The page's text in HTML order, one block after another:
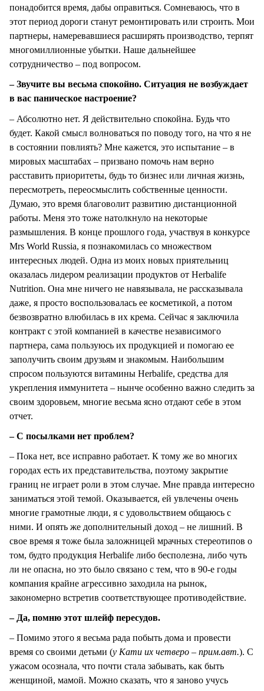
понадобится время, дабы оправиться. Сомневаюсь, что в
этот период дороги станут ремонтировать или строить. Мои
партнеры, намеревавшиеся расширять производство, терпят
многомиллионные убытки. Наше дальнейшее
сотрудничество – под вопросом.
– Звучите вы весьма спокойно. Ситуация не возбуждает
в вас паническое настроение?
– Абсолютно нет. Я действительно спокойна. Будь что
будет. Какой смысл волноваться по поводу того, на что я не
в состоянии повлиять? Мне кажется, это испытание – в
мировых масштабах – призвано помочь нам верно
расставить приоритеты, будь то бизнес или личная жизнь,
пересмотреть, переосмыслить собственные ценности.
Думаю, это время благоволит развитию дистанционной
работы. Меня это тоже натолкнуло на некоторые
размышления. В конце прошлого года, участвуя в конкурсе
Mrs World Russia, я познакомилась со множеством
интересных людей. Одна из моих новых приятельниц
оказалась лидером реализации продуктов от Herbalife
Nutrition. Она мне ничего не навязывала, не рассказывала
даже, я просто воспользовалась ее косметикой, а потом
безвозвратно влюбилась в их крема. Сейчас я заключила
контракт с этой компанией в качестве независимого
партнера, сама пользуюсь их продукцией и помогаю ее
заполучить своим друзьям и знакомым. Наибольшим
спросом пользуются витамины Herbalife, средства для
укрепления иммунитета – нынче особенно важно следить за
своим здоровьем, многие весьма ясно отдают себе в этом
отчет.
– С посылками нет проблем?
– Пока нет, все исправно работает. К тому же во многих
городах есть их представительства, поэтому закрытие
границ не играет роли в этом случае. Мне правда интересно
заниматься этой темой. Оказывается, ей увлечены очень
многие грамотные люди, я с удовольствием общаюсь с
ними. И опять же дополнительный доход – не лишний. В
свое время я тоже была заложницей мрачных стереотипов о
том, будто продукция Herbalife либо бесполезна, либо чуть
ли не опасна, но это было связано с тем, что в 90-е годы
компания крайне агрессивно заходила на рынок,
закономерно встретив соответствующее противодействие.
– Да, помню этот шлейф пересудов.
– Помимо этого я весьма рада побыть дома и провести
время со своими детьми (у Кати их четверо – прим.авт.). С
ужасом осознала, что почти стала забывать, как быть
женщиной, мамой. Можно сказать, что я заново учусь